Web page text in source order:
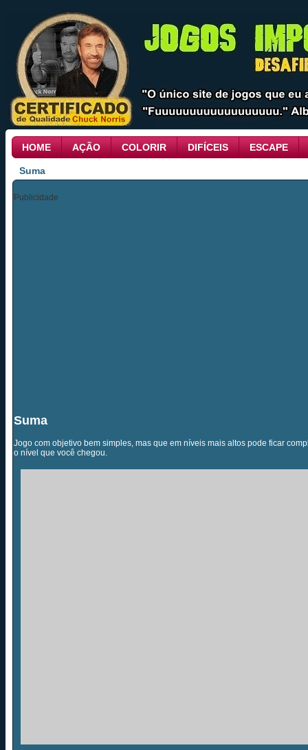
HOME AÇÃO COLORIR DIFÍCEIS ESCAPE
Suma
Publicidade
Suma
Jogo com objetivo bem simples, mas que em níveis mais altos pode ficar
o nível que você chegou.